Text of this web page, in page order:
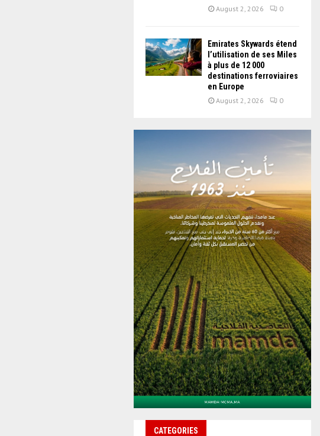
August 2, 2026 0
Emirates Skywards étend
l’utilisation de ses Miles
à plus de 12 000
destinations ferroviaires
en Europe
August 2, 2026 0
CATEGORIES